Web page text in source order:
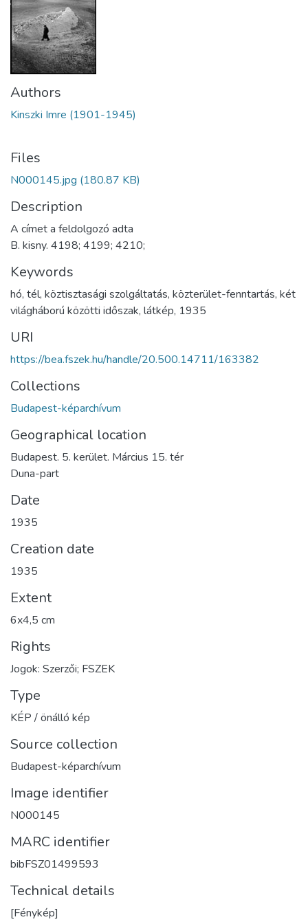
Authors
Kinszki Imre (1901-1945)
Files
N000145.jpg (180.87 KB)
Description
A címet a feldolgozó adta
B. kisny. 4198; 4199; 4210;
Keywords
hó, tél, köztisztasági szolgáltatás, közterület-fenntartás, két
világháború közötti időszak, látkép, 1935
URI
https://bea.fszek.hu/handle/20.500.14711/163382
Collections
Budapest-képarchívum
Geographical location
Budapest. 5. kerület. Március 15. tér
Duna-part
Date
1935
Creation date
1935
Extent
6x4,5 cm
Rights
Jogok: Szerzői; FSZEK
Type
KÉP / önálló kép
Source collection
Budapest-képarchívum
Image identifier
N000145
MARC identifier
bibFSZ01499593
Technical details
[Fénykép]